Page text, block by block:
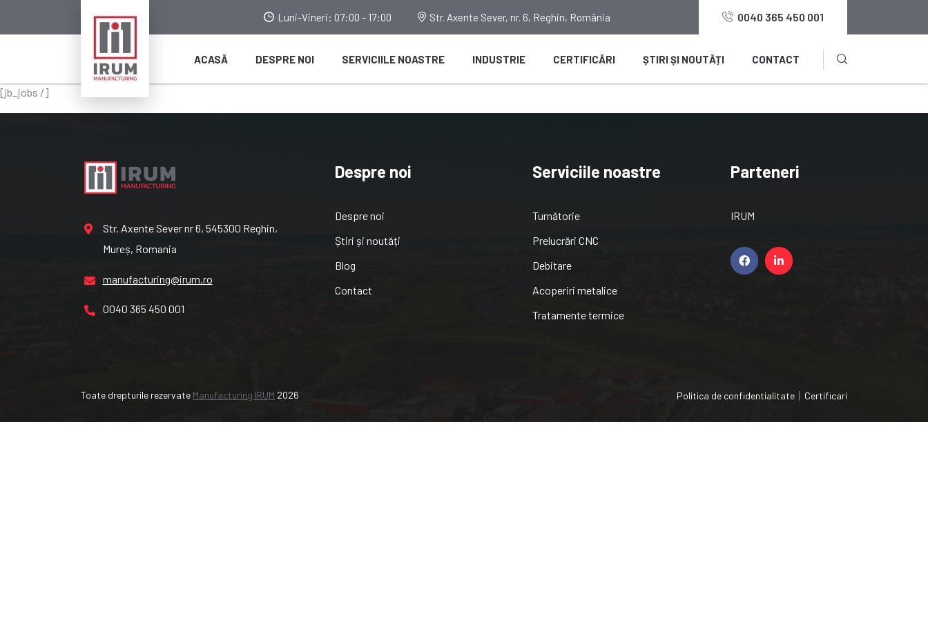
Luni-Vineri: 07:00 - 17:00 Str. Axente Sever, nr. 6, Reghin, România 0040 365 450 001
ACASĂ DESPRE NOI SERVICIILE NOASTRE INDUSTRIE CERTIFICĂRI ȘTIRI ȘI NOUTĂȚI CONTACT
[jb_jobs /]
Str. Axente Sever nr 6, 545300 Reghin,
Mureș, Romania
manufacturing@irum.ro
0040 365 450 001
Despre noi
Despre noi
Știri și noutăți
Blog
Contact
Serviciile noastre
Turnătorie
Prelucrări CNC
Debitare
Acoperiri metalice
Tratamente termice
Parteneri
IRUM
Toate drepturile rezervate Manufacturing IRUM 2026 Politica de confidentialitate Certificari